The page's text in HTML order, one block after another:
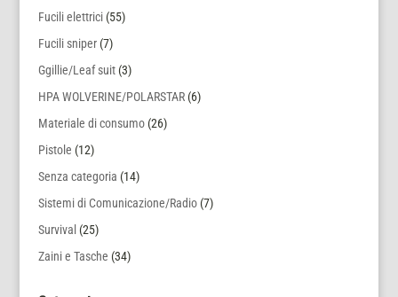
Fucili elettrici (55)
Fucili sniper (7)
Ggillie/Leaf suit (3)
HPA WOLVERINE/POLARSTAR (6)
Materiale di consumo (26)
Pistole (12)
Senza categoria (14)
Sistemi di Comunicazione/Radio (7)
Survival (25)
Zaini e Tasche (34)